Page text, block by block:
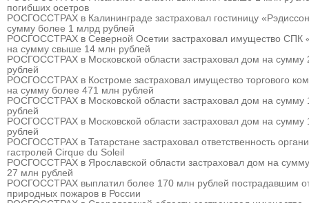
погибших осетров
РОСГОССТРАХ в Калининграде застраховал гостиницу
сумму более 1 млрд рублей
РОСГОССТРАХ в Северной Осетии застраховал имущество СПК
на сумму свыше 14 млн рублей
РОСГОССТРАХ в Московской области застраховал дом на сумму
рублей
РОСГОССТРАХ в Костроме застраховал имущество торгового
на сумму более 471 млн рублей
РОСГОССТРАХ в Московской области застраховал дом на сумму
рублей
РОСГОССТРАХ в Московской области застраховал дом на сумму
рублей
РОСГОССТРАХ в Татарстане застраховал ответственность
гастролей Cirque du Soleil
РОСГОССТРАХ в Ярославской области застраховал дом на
27 млн рублей
РОСГОССТРАХ выплатил более 170 млн рублей пострадавшим
природных пожаров в России